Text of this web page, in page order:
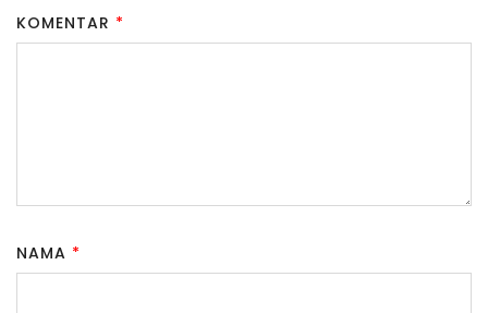
KOMENTAR *
NAMA *